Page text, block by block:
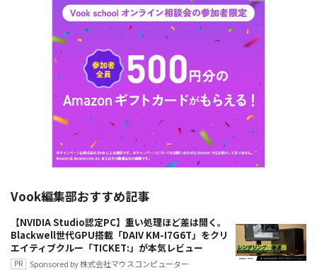
Vook編集部おすすめ記事
【NVIDIA Studio認定PC】重い処理ほど差は開く。
Blackwell世代GPU搭載「DAIV KM-I7G6T」をクリ
エイティブクルー「TICKET:」が本気レビュー
Sponsored by 株式会社マウスコンピューター